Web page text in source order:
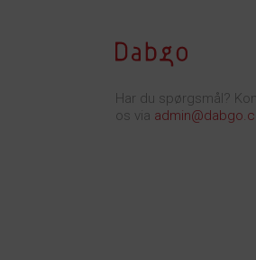
Har du spørgsmål?
os via